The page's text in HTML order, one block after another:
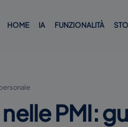
HOME IA FUNZIONALITÀ
PMI: